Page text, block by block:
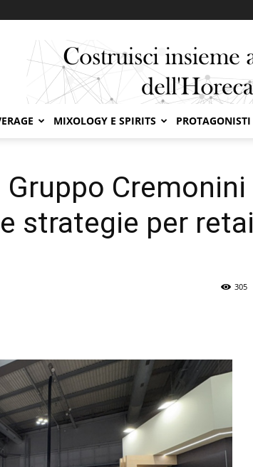
MIXOLOGY E SPIRITS PROTAGONISTI
Cremonini
strategie per retail
305